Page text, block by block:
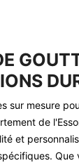
sur mesure
de
et
Que